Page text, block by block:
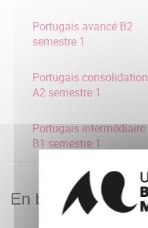
Portugais avancé B2
semestre 1
Portugais consolidation
A2 semestre 1
Portugais intermédiaire
B1 semestre 1
En bref